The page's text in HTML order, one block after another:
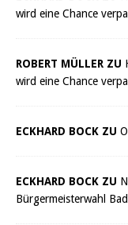
wird eine Chance
ROBERT MÜLLER ZU
wird eine Chance
ECKHARD BOCK ZU
ECKHARD BOCK ZU
Bürgermeisterwahl